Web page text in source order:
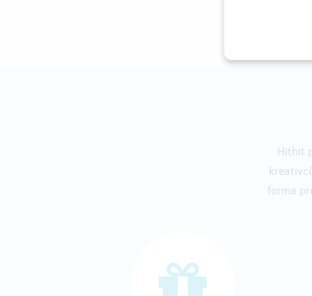
Hithit
forma